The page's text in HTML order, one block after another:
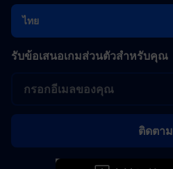
ไทย
รับข้อเสนอเกมส่วนตัวสำหรับคุณ
ติดตาม